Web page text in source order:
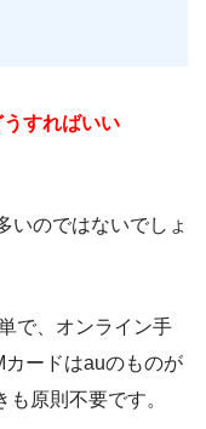
すればいい
いのではないでしょ
で、オンライン手
ードはauのものが
原則不要です。